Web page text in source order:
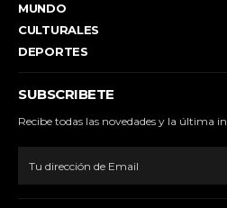
MUNDO
CULTURALES
DEPORTES
SUBSCRIBETE
Recibe todas las novedades y la última